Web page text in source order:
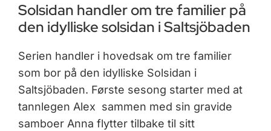
Solsidan handler om tre familier på
den idylliske solsidan i Saltsjöbaden
Serien handler i hovedsak om tre familier
som bor på den idylliske Solsidan i
Saltsjöbaden. Første sesong starter med at
tannlegen Alex sammen med sin gravide
samboer Anna flytter tilbake til sitt